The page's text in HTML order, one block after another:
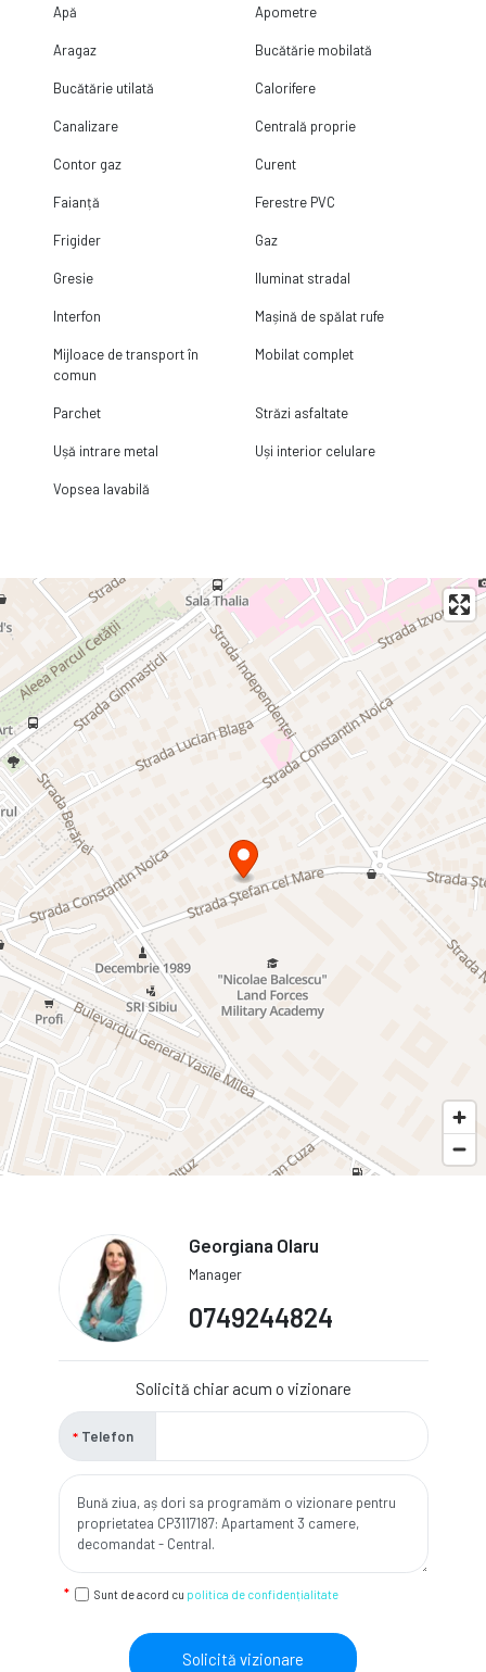
Apă Apometre
Aragaz Bucătărie mobilată
Bucătărie utilată Calorifere
Canalizare Centrală proprie
Contor gaz Curent
Faianță Ferestre PVC
Frigider Gaz
Gresie Iluminat stradal
Interfon Mașină de spălat rufe
Mijloace de transport în
comun
Mobilat complet
Parchet Străzi asfaltate
Ușă intrare metal Uși interior celulare
Vopsea lavabilă
Georgiana Olaru
Manager
0749244824
Solicită chiar acum o vizionare
Telefon
Sunt de acord cu politica de confidențialitate
Solicită vizionare